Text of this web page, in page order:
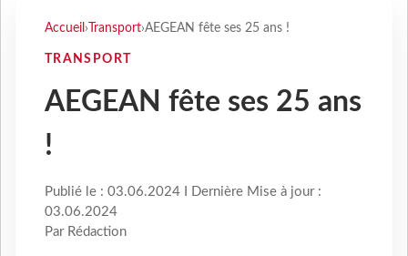
Accueil › Transport›AEGEAN fête ses 25 ans !
TRANSPORT
AEGEAN fête ses 25 ans
!
Publié le : 03.06.2024 I Dernière Mise à jour :
03.06.2024
Par Rédaction